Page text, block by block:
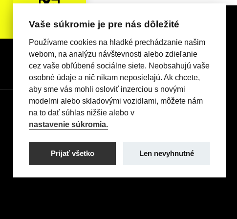
KONTAKTY
Realizácia 2025Comin.cz, s.r.o. &
Vaše súkromie je pre nás dôležité
Používame cookies na hladké prechádzanie našim
webom, na analýzu návštevnosti alebo zdieľanie
cez vaše obľúbené sociálne siete. Neobsahujú vaše
osobné údaje a nič nikam neposielajú. Ak chcete,
aby sme vás mohli osloviť inzerciou s novými
modelmi alebo skladovými vozidlami, môžete nám
na to dať súhlas nižšie alebo v
nastavenie súkromia.
Prijať všetko Len nevyhnutné